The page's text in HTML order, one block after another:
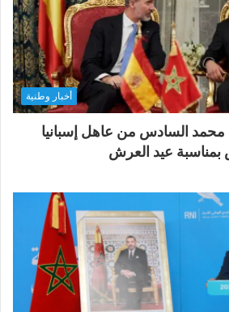
أخبار وطنية
محمد السادس من عاهل إسبانيا
بمناسبة عيد العرش